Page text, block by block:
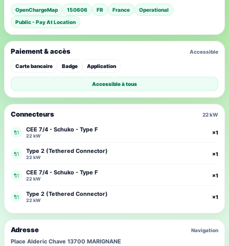
OpenChargeMap 150606 FR France
Operational
Public - Pay At Location
Connecteurs 22 kW
🔌 CEE 7/4 - Schuko - Type F
22 kW
×1
🔌 Type 2 (Tethered Connector)
22 kW
×1
🔌 CEE 7/4 - Schuko - Type F
22 kW
×1
🔌 Type 2 (Tethered Connector)
22 kW
×1
Paiement & accès Accessible
Carte bancaire Badge Application
Accessible à tous
Adresse Navigation
Place Alderic Chave 13700 MARIGNANE